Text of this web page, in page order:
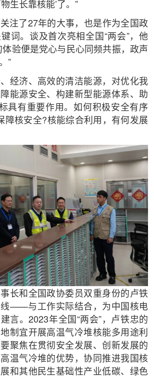
生长靠核能’了。”
注了27年的大事，也是作为全国政
词。谈及首次亮相全国“两会”，他
体验便是党心与民心同频共振，政声
”
经济、高效的清洁能源，对优化我
能源安全、构建新型能源体系、助
具有重要作用。如何积极安全有序
障核安全?核能综合利用，有何发展
长和全国政协委员双重身份的卢铁
线——与工作实际结合，为中国核电
言。2023年全国“两会”，卢铁忠的
制宜开展高温气冷堆核能多用途利
聚焦在贯彻安全发展、创新发展的
温气冷堆的优势，协同推进我国核
和其他民生基础性产业低碳、绿色